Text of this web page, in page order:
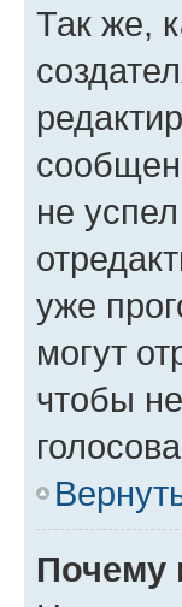
Так же,
не
уже
могут
чтобы
Почему